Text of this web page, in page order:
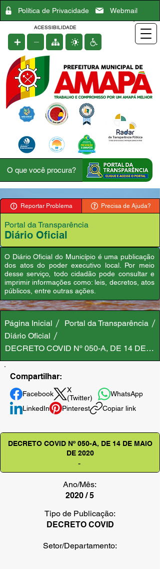
Política de Privacidade Webmail
ACESSIBILIDADE
Reportar Problema Precisa de Ajuda?
Portal da Transparência
Diário Oficial
O Diário Oficial do Município é uma publicação
dos atos do poder executivo local. Por meio
desse serviço, todo cidadão pode consultar e
imprimir informações como: leis, decretos, atos
públicos, entre outras ações.
Página Inicial
Portal da Transparência
Diário Oficial
DECRETO COVID Nº 050-A, DE 14 DE
Compartilhar:
Facebook
X
(Twitter)
WhatsApp
LinkedIn
Pinterest Copiar link
DECRETO COVID Nº 050-A, DE 14 DE MAIO
DE 2020
-
Ano/Mês:
2020 / 5
Tipo de Publicação:
DECRETO COVID
Setor/Departamento: